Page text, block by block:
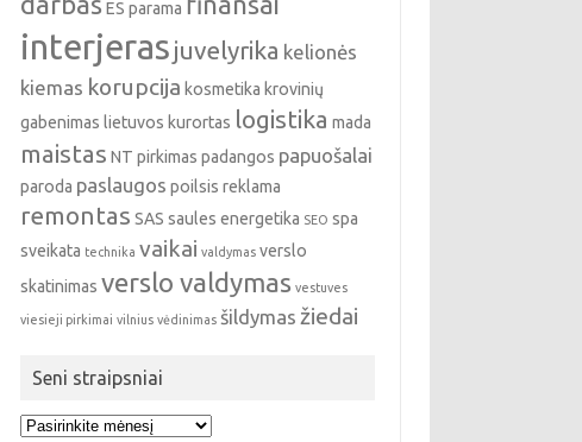
ES parama
interjeras juvelyrika kelionės
kiemas korupcija kosmetika krovinių
gabenimas lietuvos kurortas logistika mada
maistas NT pirkimas padangos papuošalai
paroda paslaugos poilsis reklama
remontas SAS saules energetika SEO spa
sveikata technika vaikai valdymas verslo
skatinimas verslo valdymas vestuves
viesieji pirkimai vilnius vėdinimas šildymas žiedai
Seni straipsniai
Seni